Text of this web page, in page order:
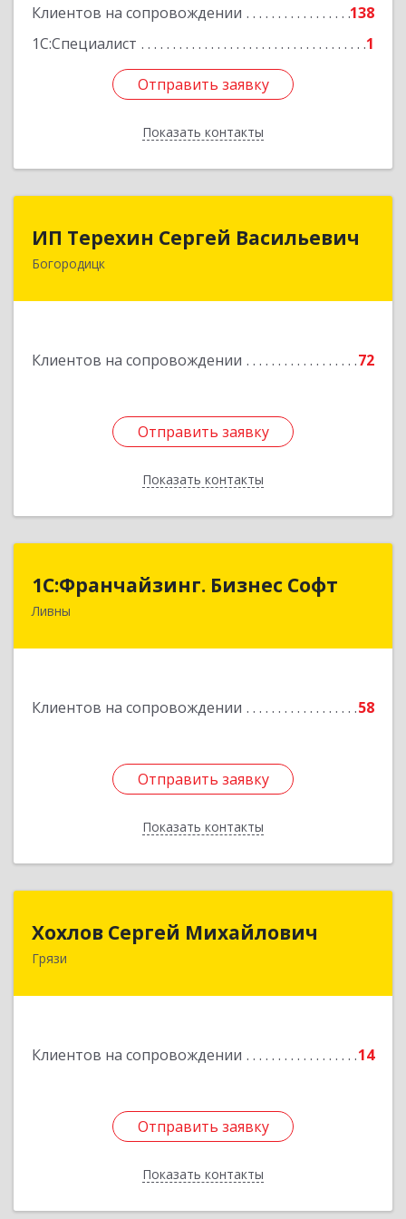
Клиентов на сопровождении
138
1С:Специалист
1
Отправить заявку
Показать контакты
Отправить заявку
Назад
ИП Терехин Сергей Васильевич
Богородицк
Клиентов на сопровождении 72
Отправить заявку
Показать контакты
ИП Терехин Сергей Васильевич
301831, Тульская обл, Богородицкий р-н,
Отправить заявку
Назад
1C:Франчайзинг. Бизнес Софт
Ливны
Клиентов на сопровождении 58
Отправить заявку
Показать контакты
1C:Франчайзинг. Бизнес Софт
303851, Орловская обл, Ливны г, Гайдара ул,
Отправить заявку
Назад
Хохлов Сергей Михайлович
Грязи
Клиентов на сопровождении 14
Отправить заявку
Показать контакты
Хохлов Сергей Михайлович
Отправить заявку
Назад